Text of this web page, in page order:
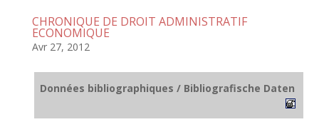
CHRONIQUE DE DROIT ADMINISTRATIF
ECONOMIQUE
Avr 27, 2012
Données bibliographiques / Bibliografische Daten